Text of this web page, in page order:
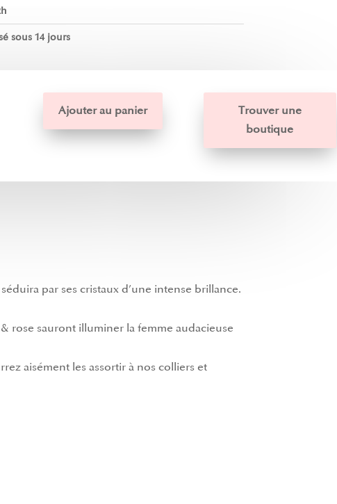
sous 14 jours
Ajouter au panier
Trouver une
boutique
par ses cristaux d’une intense brillance.
rose sauront illuminer la femme audacieuse
aisément les assortir à noscollierset